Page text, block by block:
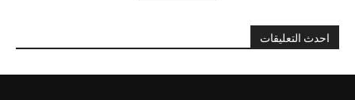
احدث التعليقات